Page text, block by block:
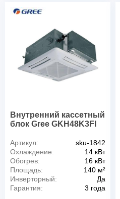
Внутренний кассетный
блок Gree GKH48K3FI
Артикул:
sku-1842
Охлаждение:
14 кВт
Обогрев:
16 кВт
Площадь:
140 м²
Инверторный:
Да
Гарантия:
3 года